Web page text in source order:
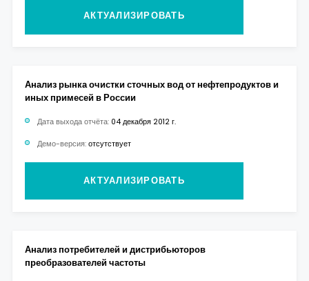
АКТУАЛИЗИРОВАТЬ
Анализ рынка очистки сточных вод от нефтепродуктов и
иных примесей в России
Дата выхода отчёта: 04 декабря 2012 г.
Демо-версия: отсутствует
АКТУАЛИЗИРОВАТЬ
Анализ потребителей и дистрибьюторов
преобразователей частоты